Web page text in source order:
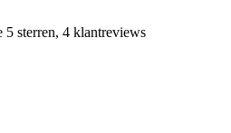
5 sterren, 4 klantreviews